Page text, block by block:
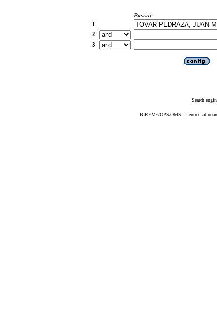
Buscar
1
2
3
Search
BIREME/OPS/OMS - Centro